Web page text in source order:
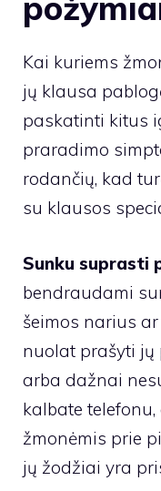
Kai kuriems
jų klausa
paskatinti kitus
praradimo
rodančių, kad
su klausos
Sunku suprasti
bendraudami
šeimos narius
nuolat prašyti jų
arba dažnai
kalbate
žmonėmis prie
jų žodžiai yra